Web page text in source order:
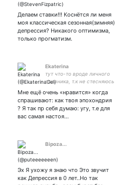
приключений и кофе, деси/
декадент,
журналист,полторашка,интроверт,
клеверный искатель,шаман-
оЛень🦌🌿
Делаем ставки!!! Коснётся ли меня
моя классическая сезонная(зимняя)
депрессия? Никакого оптимизма,
только прогматизм.
Ekaterina
тут что-то вроде личного
дневника, т.к не стесняюсь
Мне ещё очень «нравится» когда
спрашивают: как твоя эпохондрия
? Я так пр себя думаю: угу, т.е для
вас самая настоя…
Bipoza...
Эх Я ухожу я знаю что Это звучит
как Депрессия в 0 лет..Но так